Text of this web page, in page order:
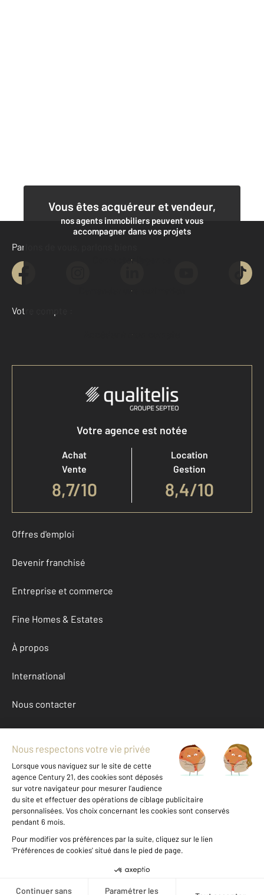
Vous êtes acquéreur et vendeur,
nos agents immobiliers peuvent vous
accompagner dans vos projets
Contacter l'agence
Demander une estimation
Parlons de vous, parlons biens
Votre compte :
Accéder à mon compte
Votre agence est notée
Achat
Vente
8,7/10
Location
Gestion
8,4/10
Offres d'emploi
Devenir franchisé
Entreprise et commerce
Fine Homes & Estates
À propos
International
Nous contacter
Mentions légales & CGU et Barèmes d'honoraires
Données personnelles
Gestionnaire des cookies
Location appartement autour de TROYES (10000)